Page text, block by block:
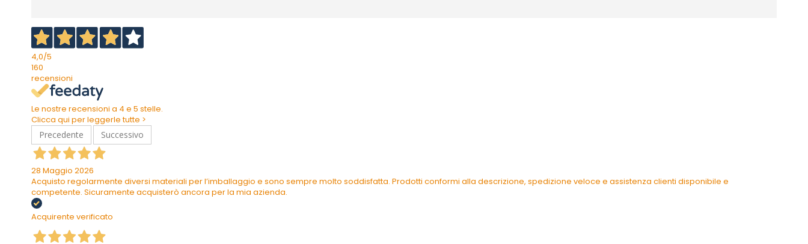
4,0/5
160
recensioni
Le nostre recensioni a 4 e 5 stelle.
Clicca qui per leggerle tutte >
Precedente
Successivo
28 Maggio 2026
Acquisto regolarmente diversi materiali per l’imballaggio e sono sempre molto soddisfatta. Prodotti conformi alla descrizione, spedizione veloce e assistenza clienti disponibile e
competente. Sicuramente acquisterò ancora per la mia azienda.
Acquirente verificato